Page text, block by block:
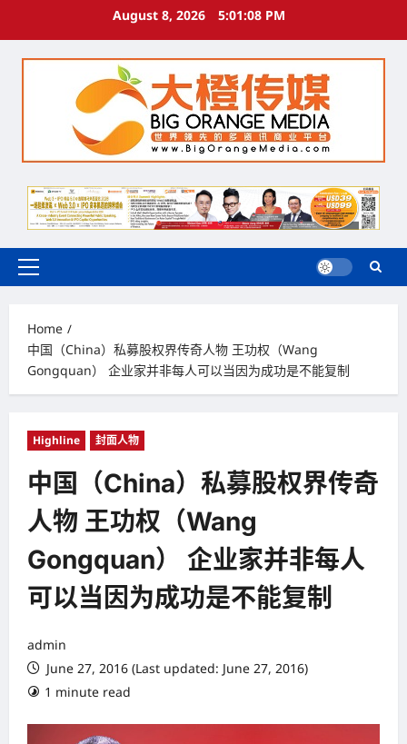
August 8, 2026 5:01:09 PM
Primary
Home
中国（China）私募股权界传奇人物 王功权（Wang
Gongquan） 企业家并非每人可以当因为成功是不能复制
Highline 封面人物
中国（China）私募股权界传奇
人物 王功权（Wang
Gongquan） 企业家并非每人
可以当因为成功是不能复制
admin
June 27, 2016 (Last updated: June 27, 2016)
1 minute read